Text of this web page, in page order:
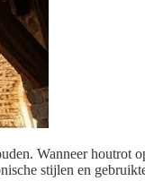
Wanneer houtrot
stijlen en